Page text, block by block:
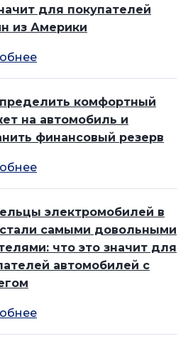
для покупателей
из Америки
комфортный
на автомобиль и
финансовый резерв
электромобилей в
самыми довольными
что это значит для
автомобилей с